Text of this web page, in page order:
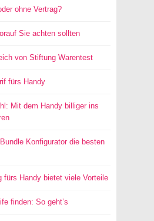
ohne Vertrag?
Sie achten sollten
von Stiftung Warentest
fürs Handy
Mit dem Handy billiger ins
Konfigurator die besten
fürs Handy bietet viele Vorteile
finden: So geht’s